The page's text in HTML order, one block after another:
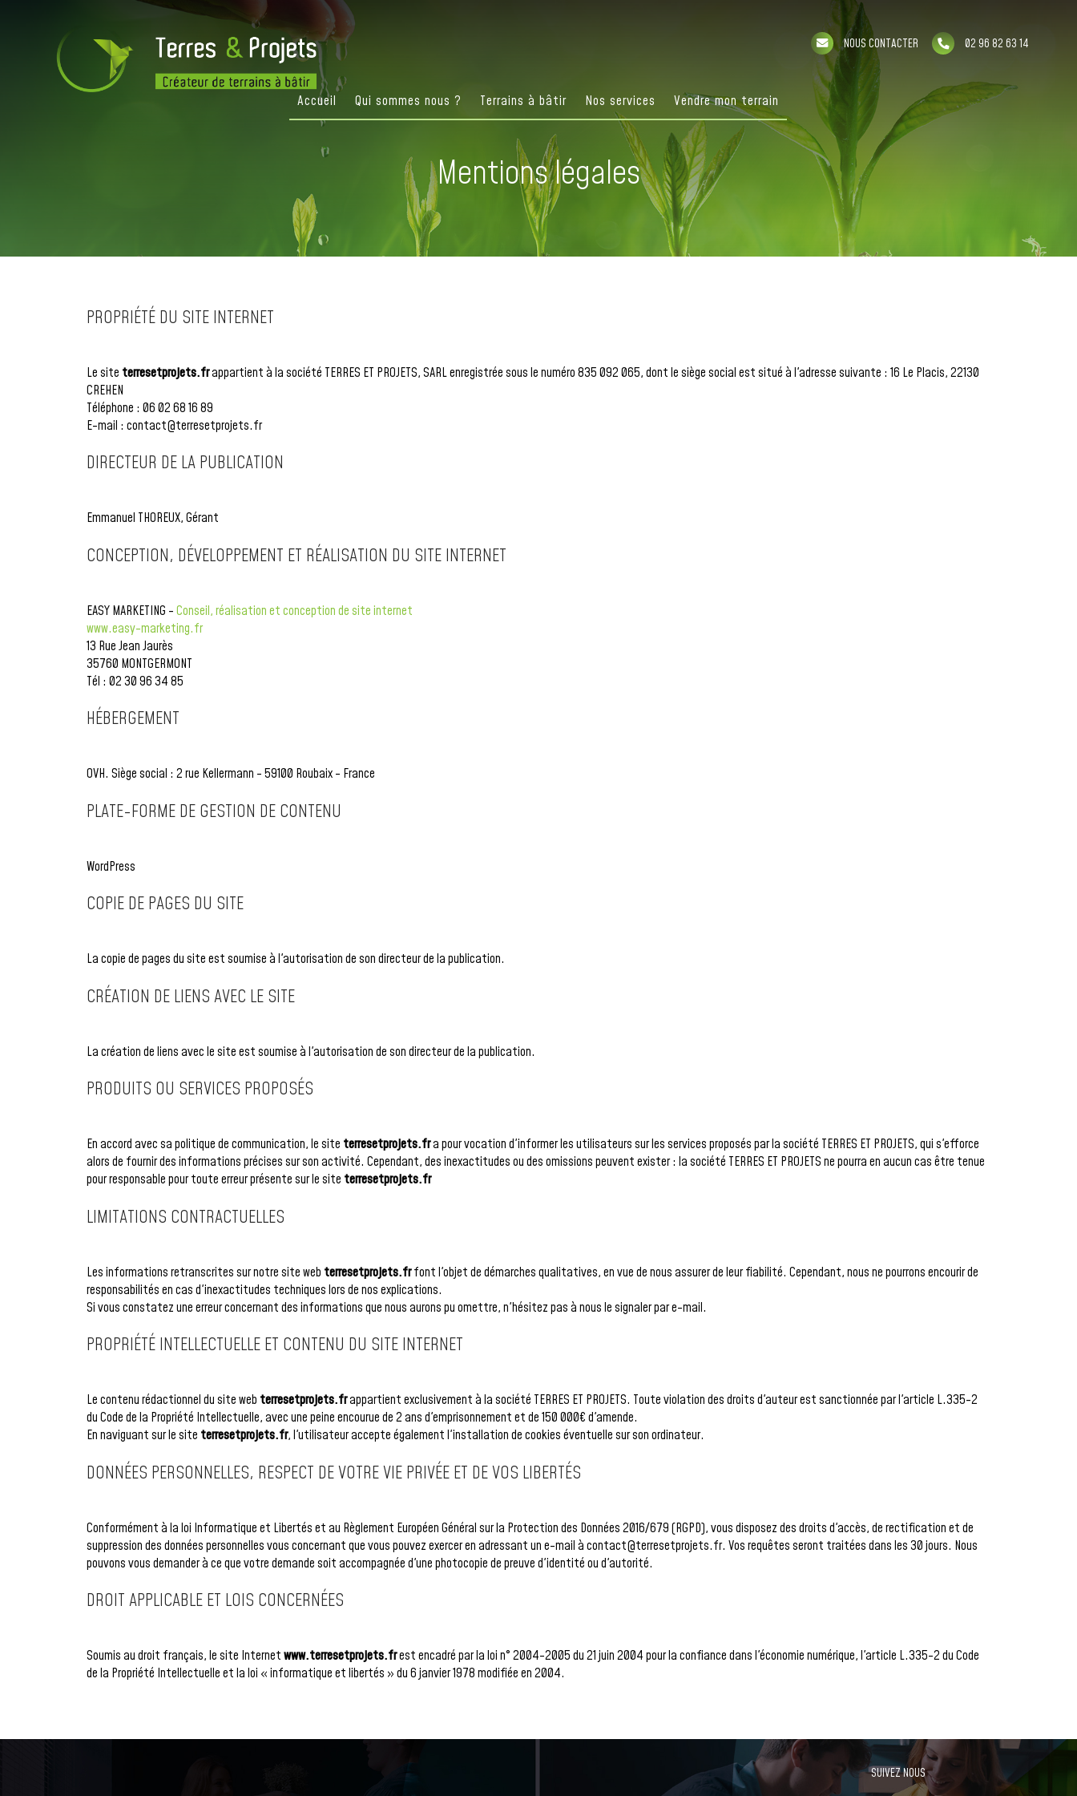
NOUS CONTACTER 02 96 82 63 14
Accueil Qui sommes nous ? Terrains à bâtir Nos services Vendre mon terrain
Mentions légales
PROPRIÉTÉ DU SITE INTERNET
Le site terresetprojets.frappartient à la société TERRES ET PROJETS, SARL enregistrée sous le numéro 835 092 065, dont le siège social est situé à l'adresse suivante : 16 Le Placis, 22130
CREHEN
Téléphone : 06 02 68 16 89
E-mail : contact@terresetprojets.fr
DIRECTEUR DE LA PUBLICATION
Emmanuel THOREUX, Gérant
CONCEPTION, DÉVELOPPEMENT ET RÉALISATION DU SITE INTERNET
EASY MARKETING -Conseil, réalisation et conception de site internet
www.easy-marketing.fr
13 Rue Jean Jaurès
35760 MONTGERMONT
Tél : 02 30 96 34 85
HÉBERGEMENT
OVH. Siège social : 2 rue Kellermann - 59100 Roubaix - France
PLATE-FORME DE GESTION DE CONTENU
WordPress
COPIE DE PAGES DU SITE
La copie de pages du site est soumise à l'autorisation de son directeur de la publication.
CRÉATION DE LIENS AVEC LE SITE
La création de liens avec le site est soumise à l'autorisation de son directeur de la publication.
PRODUITS OU SERVICES PROPOSÉS
En accord avec sa politique de communication, le site terresetprojets.fra pour vocation d'informer les utilisateurs sur les services proposés par la société TERRES ET PROJETS, qui s'efforce
alors de fournir des informations précises sur son activité. Cependant, des inexactitudes ou des omissions peuvent exister : la société TERRES ET PROJETS ne pourra en aucun cas être tenue
pour responsable pour toute erreur présente sur le site terresetprojets.fr
LIMITATIONS CONTRACTUELLES
Les informations retranscrites sur notre site web terresetprojets.frfont l'objet de démarches qualitatives, en vue de nous assurer de leur fiabilité. Cependant, nous ne pourrons encourir de
responsabilités en cas d'inexactitudes techniques lors de nos explications.
Si vous constatez une erreur concernant des informations que nous aurons pu omettre, n'hésitez pas à nous le signaler par e-mail.
PROPRIÉTÉ INTELLECTUELLE ET CONTENU DU SITE INTERNET
Le contenu rédactionnel du site web terresetprojets.frappartient exclusivement à la société TERRES ET PROJETS. Toute violation des droits d'auteur est sanctionnée par l'article L.335-2
du Code de la Propriété Intellectuelle, avec une peine encourue de 2 ans d'emprisonnement et de 150 000€ d'amende.
En naviguant sur le site terresetprojets.fr, l'utilisateur accepte également l'installation de cookies éventuelle sur son ordinateur.
DONNÉES PERSONNELLES, RESPECT DE VOTRE VIE PRIVÉE ET DE VOS LIBERTÉS
Conformément à la loi Informatique et Libertés et au Règlement Européen Général sur la Protection des Données 2016/679 (RGPD), vous disposez des droits d'accès, de rectification et de
suppression des données personnelles vous concernant que vous pouvez exercer en adressant un e-mail à contact@terresetprojets.fr. Vos requêtes seront traitées dans les 30 jours. Nous
pouvons vous demander à ce que votre demande soit accompagnée d'une photocopie de preuve d'identité ou d'autorité.
DROIT APPLICABLE ET LOIS CONCERNÉES
Soumis au droit français, le site Internetwww.terresetprojets.frest encadré par la loi n° 2004-2005 du 21 juin 2004 pour la confiance dans l'économie numérique, l'article L.335-2 du Code
de la Propriété Intellectuelle et la loi « informatique et libertés » du 6 janvier 1978 modifiée en 2004.
SUIVEZ NOUS